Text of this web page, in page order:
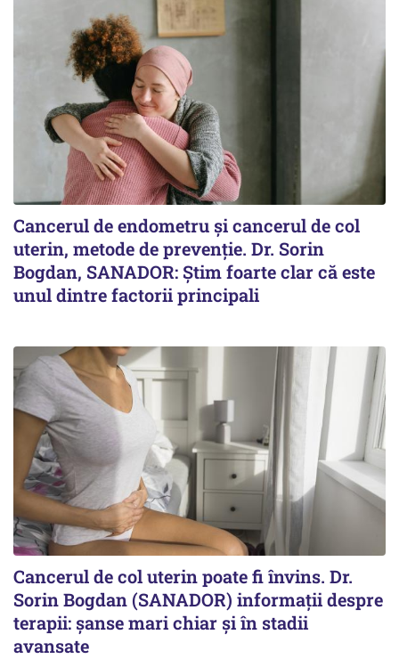
Cancerul de endometru și cancerul de col
uterin, metode de prevenție. Dr. Sorin
Bogdan, SANADOR: Știm foarte clar că este
unul dintre factorii principali
Cancerul de col uterin poate fi învins. Dr.
Sorin Bogdan (SANADOR) informații despre
terapii: șanse mari chiar și în stadii
avansate